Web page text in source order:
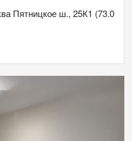
Пятницкое ш., 25К1 (73.0